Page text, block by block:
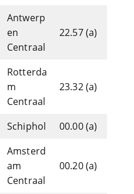
Antwerp
en
Centraal
22.57 (a)
Rotterda
m
Centraal
23.32 (a)
Schiphol
00.00 (a)
Amsterd
am
Centraal
00.20 (a)